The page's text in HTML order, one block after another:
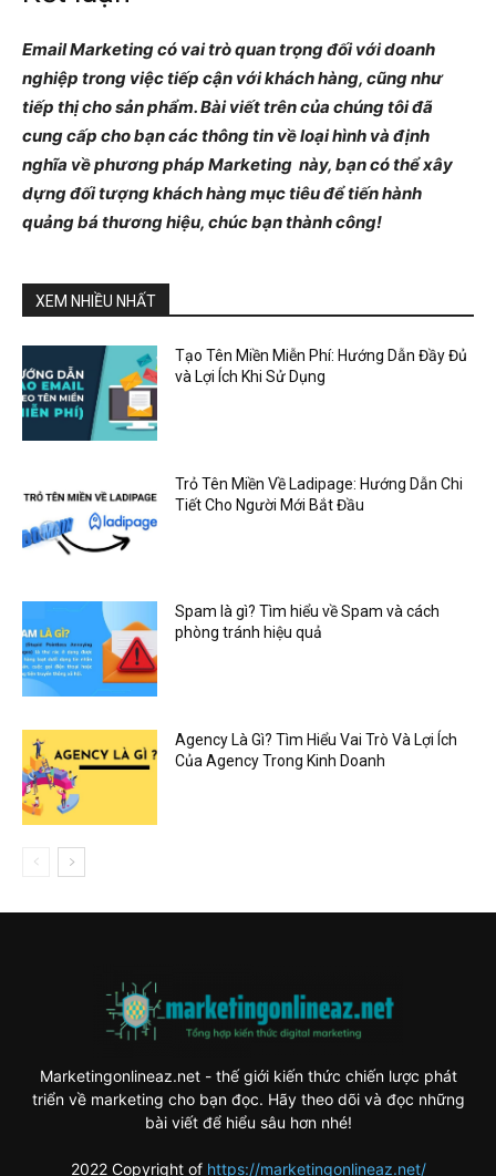
Email Marketing có vai trò quan trọng đối với doanh
nghiệp trong việc tiếp cận với khách hàng, cũng như
tiếp thị cho sản phẩm. Bài viết trên của chúng tôi đã
cung cấp cho bạn các thông tin về loại hình và định
nghĩa về phương pháp Marketing này, bạn có thể xây
dựng đối tượng khách hàng mục tiêu để tiến hành
quảng bá thương hiệu, chúc bạn thành công!
XEM NHIỀU NHẤT
Tạo Tên Miền Miễn Phí: Hướng Dẫn Đầy Đủ
và Lợi Ích Khi Sử Dụng
Trỏ Tên Miền Về Ladipage: Hướng Dẫn Chi
Tiết Cho Người Mới Bắt Đầu
Spam là gì? Tìm hiểu về Spam và cách
phòng tránh hiệu quả
Agency Là Gì? Tìm Hiểu Vai Trò Và Lợi Ích
Của Agency Trong Kinh Doanh
Marketingonlineaz.net - thế giới kiến thức chiến lược phát
triển về marketing cho bạn đọc. Hãy theo dõi và đọc những
bài viết để hiểu sâu hơn nhé!
2022 Copyright of https://marketingonlineaz.net/